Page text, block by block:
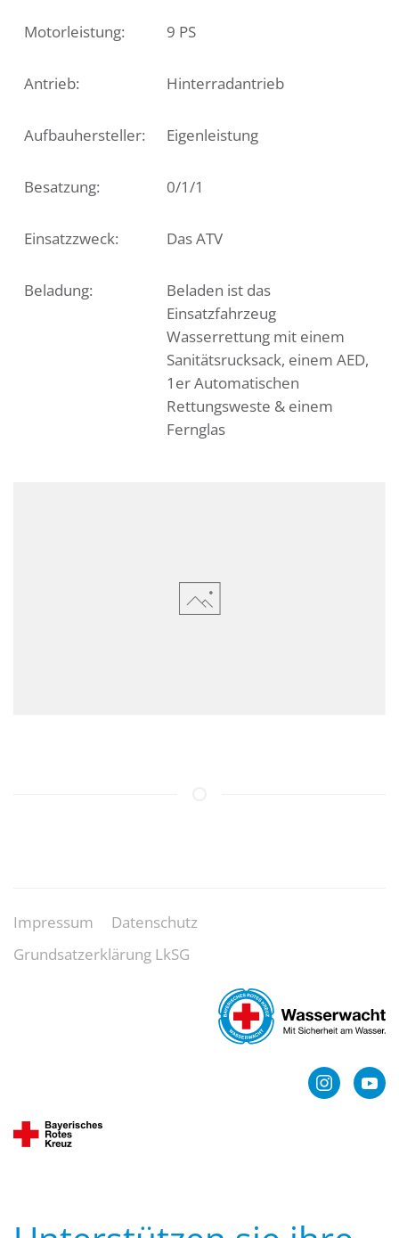
Motorleistung: 9 PS
Antrieb: Hinterradantrieb
Aufbauhersteller: Eigenleistung
Besatzung: 0/1/1
Einsatzzweck: Das ATV
Beladung:
Beladen ist das
Einsatzfahrzeug
Wasserrettung mit einem
Sanitätsrucksack, einem AED,
1er Automatischen
Rettungsweste & einem
Fernglas
Impressum
Datenschutz
Grundsatzerklärung LkSG